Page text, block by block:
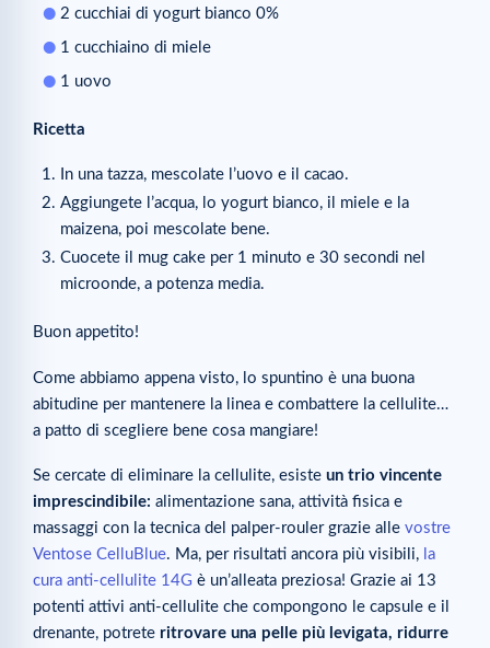
2 cucchiai di yogurt bianco 0%
1 cucchiaino di miele
1 uovo
Ricetta
In una tazza, mescolate l’uovo e il cacao.
Aggiungete l’acqua, lo yogurt bianco, il miele e la
maizena, poi mescolate bene.
Cuocete il mug cake per 1 minuto e 30 secondi nel
microonde, a potenza media.
Buon appetito!
Come abbiamo appena visto, lo spuntino è una buona
abitudine per mantenere la linea e combattere la cellulite…
a patto di scegliere bene cosa mangiare!
Se cercate di eliminare la cellulite, esiste un trio vincente
imprescindibile: alimentazione sana, attività fisica e
massaggi con la tecnica del palper-rouler grazie alle vostre
Ventose CelluBlue. Ma, per risultati ancora più visibili, la
cura anti-cellulite 14G è un’alleata preziosa! Grazie ai 13
potenti attivi anti-cellulite che compongono le capsule e il
drenante, potrete ritrovare una pelle più levigata, ridurre